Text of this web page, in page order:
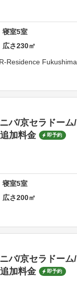
寝室5室
広さ230㎡
Residence Fukushima
バ/京セラドーム/
加料金
即予約
寝室5室
広さ200㎡
バ/京セラドーム/
加料金
即予約